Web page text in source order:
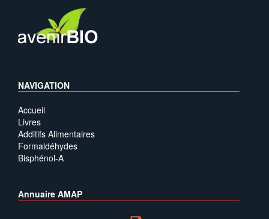
NAVIGATION
Accueil
Livres
Additifs Alimentaires
Formaldéhydes
Bisphénol-A
Annuaire AMAP